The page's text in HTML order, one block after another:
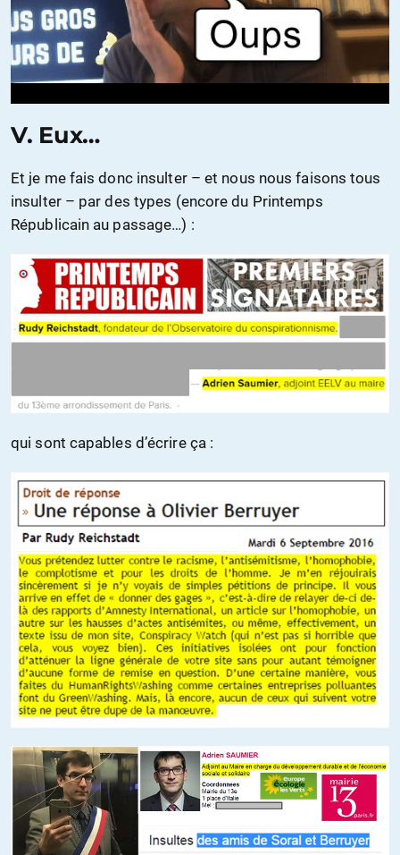
V. Eux…
Et je me fais donc insulter – et nous nous faisons tous
insulter – par des types (encore du Printemps
Républicain au passage…) :
qui sont capables d’écrire ça :